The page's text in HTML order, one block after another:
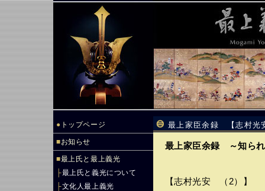
● トップページ
■お知らせ
■最上氏と最上義光
├最上氏と義光について
├文化人最上義光
最上家臣余録 【志村光
最上家臣余録 ～知ら
【志村光安 （2）】